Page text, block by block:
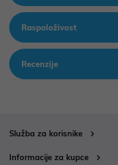
Raspoloživost
Recenzije
Služba za korisnike
Informacije za kupce